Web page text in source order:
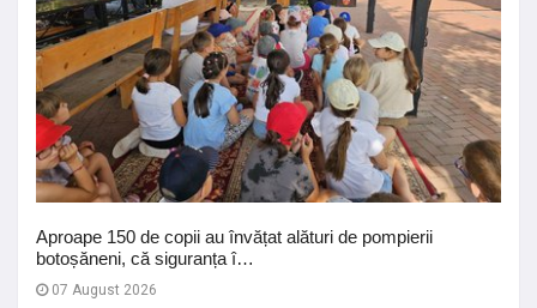
Aproape 150 de copii au învățat alături de pompierii
botoșăneni, că siguranța î…
07 August 2026